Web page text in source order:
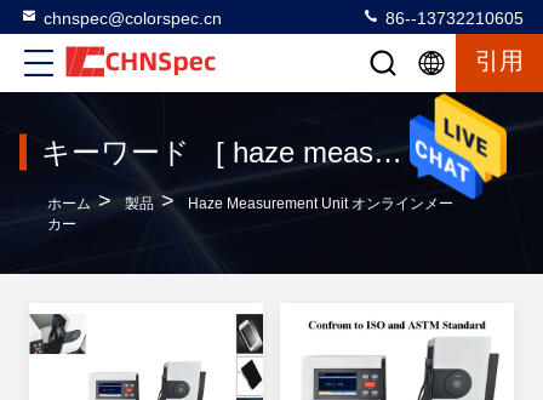
chnspec@colorspec.cn 86--13732210605
引用
キーワード [ haze measurement unit ] マッチ 69 製品
ホーム > 製品 >
Haze Measurement Unit オンラインメー
カー